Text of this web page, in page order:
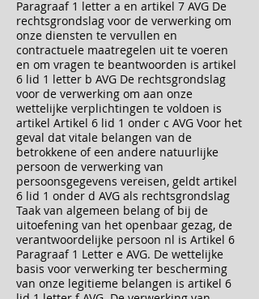
Paragraaf 1 letter a en artikel 7 AVG De
rechtsgrondslag voor de verwerking om
onze diensten te vervullen en
contractuele maatregelen uit te voeren
en om vragen te beantwoorden is artikel
6 lid 1 letter b AVG De rechtsgrondslag
voor de verwerking om aan onze
wettelijke verplichtingen te voldoen is
artikel Artikel 6 lid 1 onder c AVG Voor het
geval dat vitale belangen van de
betrokkene of een andere natuurlijke
persoon de verwerking van
persoonsgegevens vereisen, geldt artikel
6 lid 1 onder d AVG als rechtsgrondslag
Taak van algemeen belang of bij de
uitoefening van het openbaar gezag, de
verantwoordelijke persoon nl is Artikel 6
Paragraaf 1 Letter e AVG. De wettelijke
basis voor verwerking ter bescherming
van onze legitieme belangen is artikel 6